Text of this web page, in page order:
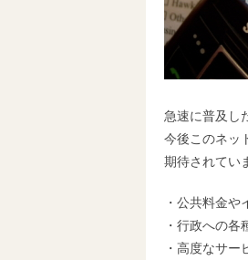
急速に普及し
今後このネッ
期待されてい
・公共料金
・行政への各
・高度なサ